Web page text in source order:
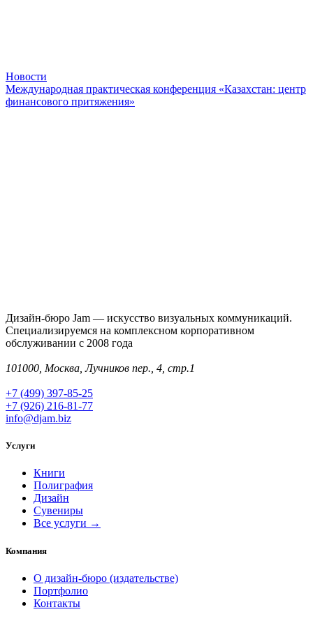
Новости
Международная практическая конференция «Казахстан: центр
финансового притяжения»
Дизайн-бюро Jam — искусство визуальных коммуникаций.
Специализируемся на комплексном корпоративном
обслуживании с 2008 года
101000, Москва, Лучников пер., 4, стр.1
+7 (499) 397-85-25
+7 (926) 216-81-77
info@djam.biz
Услуги
Книги
Полиграфия
Дизайн
Сувениры
Все услуги →
Компания
О дизайн-бюро (издательстве)
Портфолио
Контакты